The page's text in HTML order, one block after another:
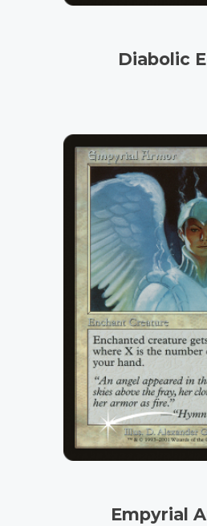
Diabolic
Empyrial